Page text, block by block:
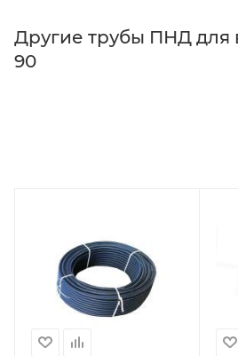
Другие трубы ПНД для
90